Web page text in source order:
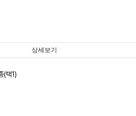
상세보기
(택1)